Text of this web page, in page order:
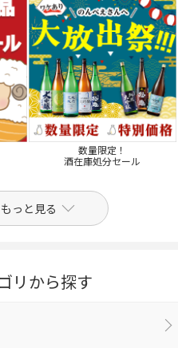
数量限定！
酒在庫処分セール
もっと見る
リから探す